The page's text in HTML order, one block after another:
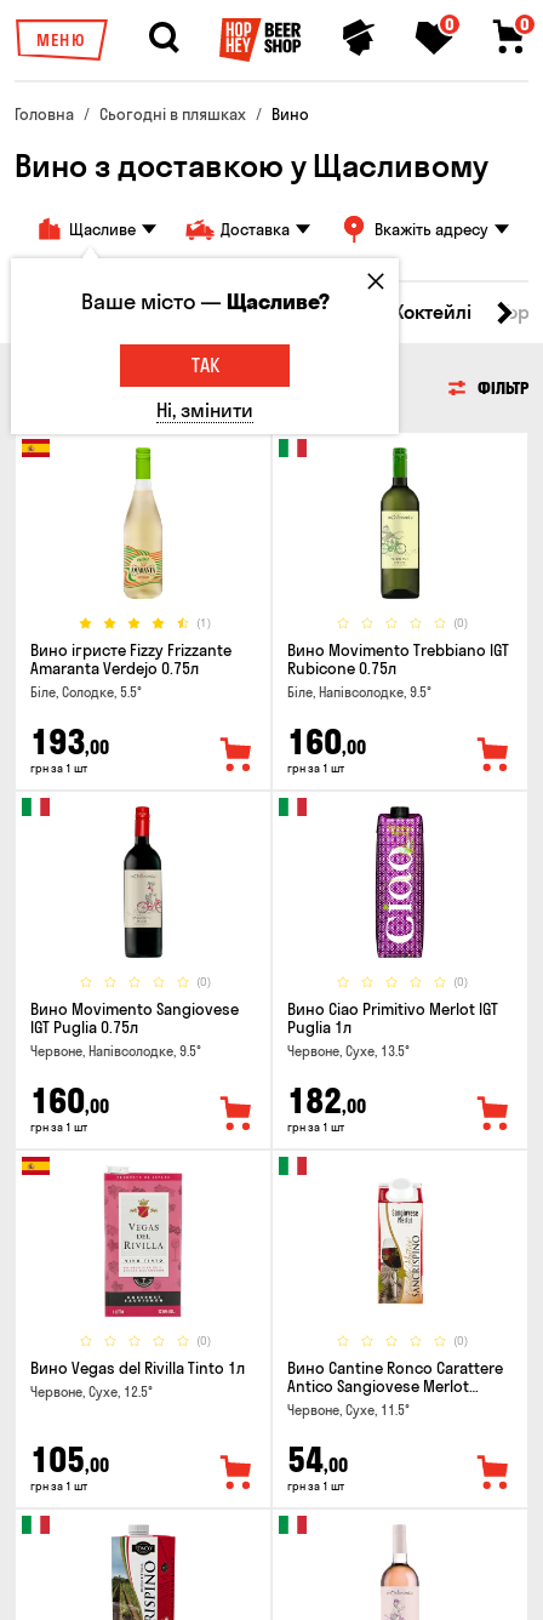
МЕНЮ
0 0
Головна Сьогодні в пляшках Вино
Вино з доставкою у Щасливому
Щасливе Доставка Вкажіть адресу
Пиво Сидр Вино Віскі Коктейлі
ФІЛЬТР
(1)
Вино ігристе Fizzy Frizzante
Amaranta Verdejo 0.75л
Біле, Солодке, 5.5°
193,00
грн за 1 шт
(0)
Вино Movimento Trebbiano IGT
Rubicone 0.75л
Біле, Напівсолодке, 9.5°
160,00
грн за 1 шт
(0)
Вино Movimento Sangiovese
IGT Puglia 0.75л
Червоне, Напівсолодке, 9.5°
160,00
грн за 1 шт
(0)
Вино Ciao Primitivo Merlot IGT
Puglia 1л
Червоне, Сухе, 13.5°
182,00
грн за 1 шт
(0)
Вино Vegas del Rivilla Tinto 1л
Червоне, Сухе, 12.5°
105,00
грн за 1 шт
(0)
Вино Cantine Ronco Carattere
Antico Sangiovese Merlot
Rubicone IGT 0.25л
Червоне, Сухе, 11.5°
54,00
грн за 1 шт
Ваше місто —Щасливе?
ТАК
Ні, змінити